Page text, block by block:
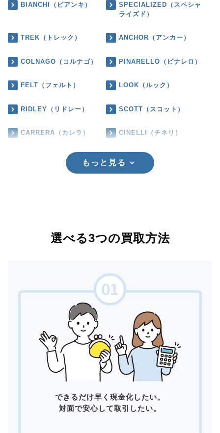
BIANCHI（ビアンキ）
SPECIALIZED（スペシャ
ライズド）
TREK（トレック） ANCHOR（アンカー）
COLNAGO（コルナゴ） PINARELLO（ピナレロ）
FELT（フェルト） LOOK（ルック）
RIDLEY（リドレー） SCOTT（スコット）
CARRERA（カレラ） CINELLI（チネリ）
もっと見る
選べる3つの買取方法
できるだけ早く現金化したい。
対面で安心して取引したい。